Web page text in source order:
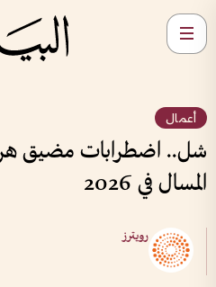
أعمال
شل.. اضطرابات مضيق
المسال في 2026
رويترز